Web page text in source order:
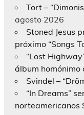
Tort –
agosto 2026
Stoned Jesus
próximo “Songs
“Lost
álbum homónimo
Svindel –
“In Dreams”
norteamericanos